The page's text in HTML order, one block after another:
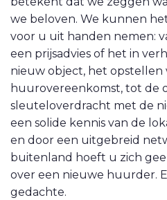
we beloven. We kunnen
voor u uit handen nemen:
een prijsadvies of het in
nieuw object, het opstellen
huurovereenkomst, tot de
sleuteloverdracht met de
een solide kennis van de
en door een uitgebreid
buitenland hoeft u zich
over een nieuwe huurder.
gedachte.